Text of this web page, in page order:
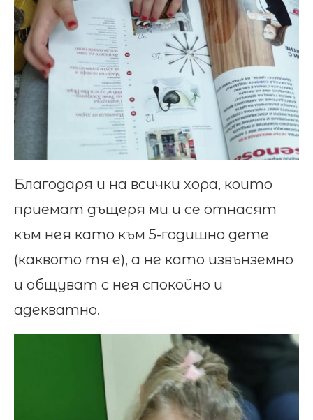
Благодаря и на всички хора, които
приемат дъщеря ми и се отнасят
към нея като към 5-годишно дете
(каквото тя е), а не като извънземно
и общуват с нея спокойно и
адекватно.